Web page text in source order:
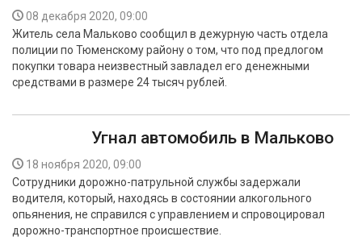
08 декабря 2020, 09:00
Житель села Мальково сообщил в дежурную часть отдела
полиции по Тюменскому району о том, что под предлогом
покупки товара неизвестный завладел его денежными
средствами в размере 24 тысяч рублей.
Угнал автомобиль в Мальково
18 ноября 2020, 09:00
Сотрудники дорожно-патрульной службы задержали
водителя, который, находясь в состоянии алкогольного
опьянения, не справился с управлением и спровоцировал
дорожно-транспортное происшествие.